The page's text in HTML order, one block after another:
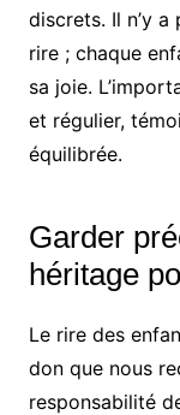
discrets. Il n’y
rire ; chaque
sa joie.
et régulier,
équilibrée.
Garder
héritage
Le rire des
don que nous
responsabilité